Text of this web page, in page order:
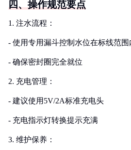
四、操作规范要点
1. 注水流程：
- 使用专用漏斗控制水位在标线范围
- 确保密封圈完全就位
2. 充电管理：
- 建议使用5V/2A标准充电头
- 充电指示灯转换提示充满
3. 维护保养：